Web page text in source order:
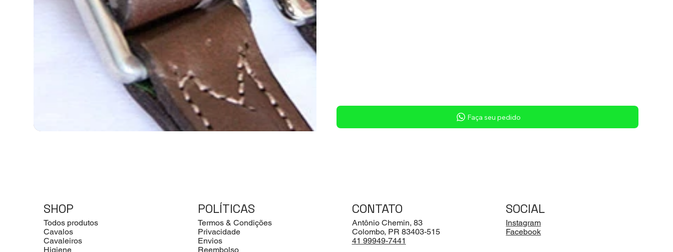
Faça seu pedido
SHOP
Todos produtos
Cavalos
Cavaleiros
Higiene
POLÍTICAS
Termos & Condições
Privacidade
Envios
Reembolso
CONTATO
Antônio Chemin, 83
Colombo, PR 83403-515
41 99949-7441
SOCIAL
Instagram
Facebook